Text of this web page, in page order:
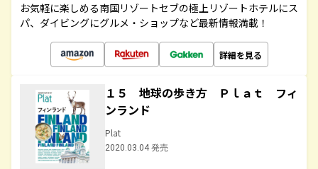
お気軽に楽しめる南国リゾートセブの極上リゾートホテルにス
パ、ダイビングにグルメ・ショップなど最新情報満載！
詳細を見る
１５ 地球の歩き方 Ｐｌａｔ フィ
ンランド
Plat
2020.03.04 発売